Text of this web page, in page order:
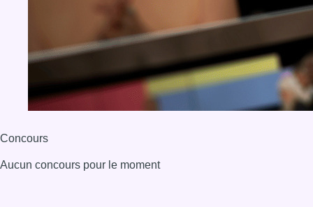
Concours
Aucun concours pour le moment